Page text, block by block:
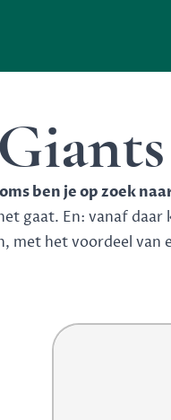
ben je op zoek
gaat. En: vanaf
het voordeel